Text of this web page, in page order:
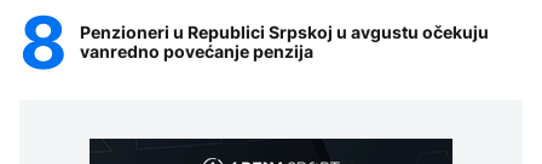
Penzioneri u Republici Srpskoj u avgustu očekuju
vanredno povećanje penzija